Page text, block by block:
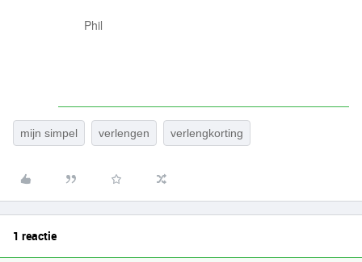
Phil
mijn simpel verlengen verlengkorting
1 reactie